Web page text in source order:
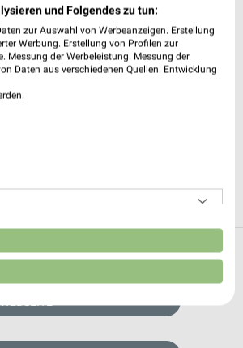
vorhanden.
und Folgendes zu tun:
zur Auswahl von Werbeanzeigen. Erstellung
Werbung. Erstellung von Profilen zur
der Werbeleistung. Messung der
Daten aus verschiedenen Quellen. Entwicklung